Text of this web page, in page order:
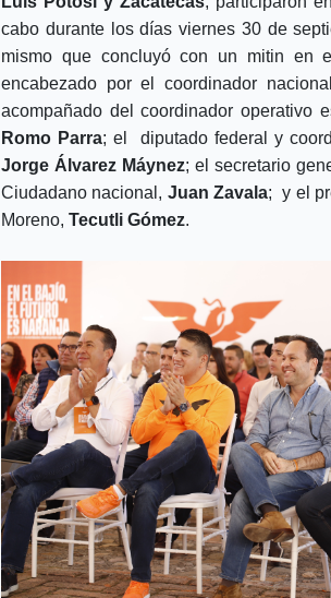
cabo durante los días viernes 30 de
mismo que concluyó con un mitin en
encabezado por el coordinador
acompañado del coordinador operativo
Romo Parra; el
diputado federal y
Jorge Álvarez Máynez; el secretario
Ciudadano nacional, Juan Zavala; y el
Moreno, Tecutli Gómez.